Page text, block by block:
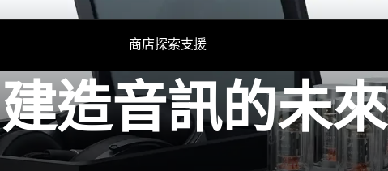
商店探索支援
輔助聽力
電視輔助聽力
Conversation Clear Plus
備用零件與配件
所有優惠
暢貨中心
技術
AMBEO|OS 與 Smart Control 應用程式
森海塞爾聽力測試應用程式
Auracast™
建造音訊的未來